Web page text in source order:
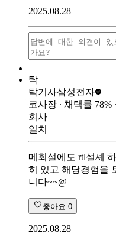
2025.08.28
탁
탁기사삼성전자
코사장 ∙ 채택률 78% ∙
회사
일치
메회설에도 rtl설셰
히 있고 해당경험을
니다~~@
좋아요 0
2025.08.28